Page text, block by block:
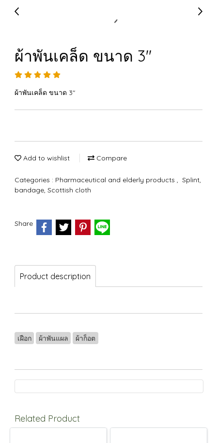
ผ้าพันเคล็ด ขนาด 3"
ผ้าพันเคล็ด ขนาด 3"
Add to wishlist Compare
Categories : Pharmaceutical and elderly products , Splint,
bandage, Scottish cloth
Share
Product description
เฝือก ผ้าพันแผล ผ้าก็อต
Related Product